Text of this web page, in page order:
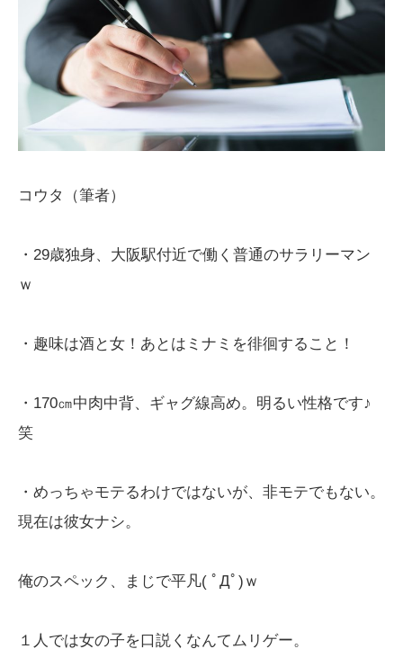
コウタ（筆者）
・29歳独身、大阪駅付近で働く普通のサラリーマン
ｗ
・趣味は酒と女！あとはミナミを徘徊すること！
・170㎝中肉中背、ギャグ線高め。明るい性格です♪
笑
・めっちゃモテるわけではないが、非モテでもない。
現在は彼女ナシ。
俺のスペック、まじで平凡( ﾟДﾟ)ｗ
１人では女の子を口説くなんてムリゲー。